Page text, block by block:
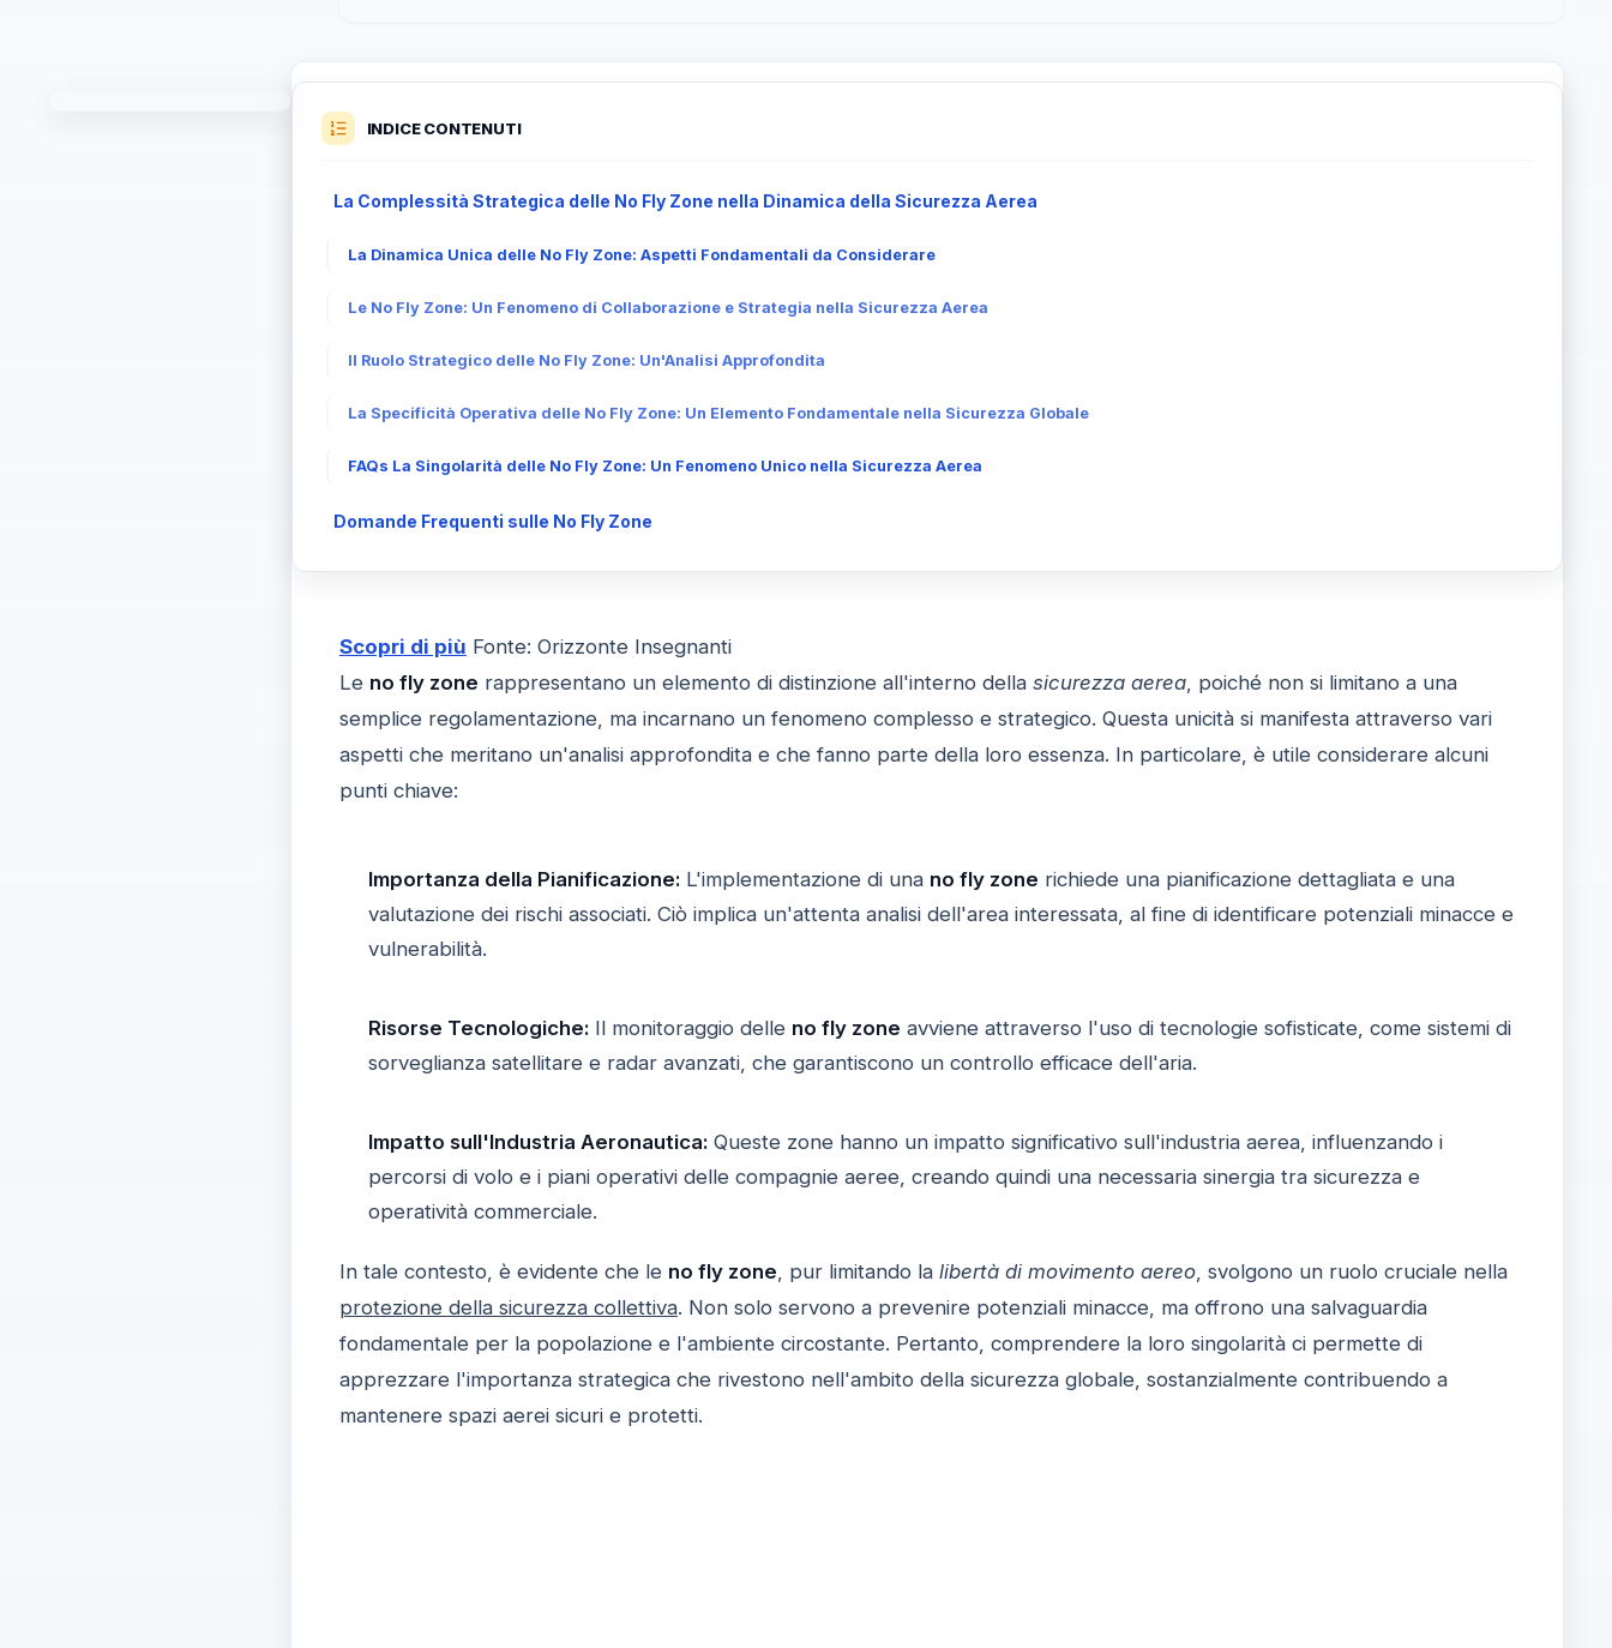
INDICE CONTENUTI
La Complessità Strategica delle No Fly Zone nella Dinamica della Sicurezza Aerea
La Dinamica Unica delle No Fly Zone: Aspetti Fondamentali da Considerare
Le No Fly Zone: Un Fenomeno di Collaborazione e Strategia nella Sicurezza Aerea
Il Ruolo Strategico delle No Fly Zone: Un'Analisi Approfondita
La Specificità Operativa delle No Fly Zone: Un Elemento Fondamentale nella Sicurezza Globale
FAQs La Singolarità delle No Fly Zone: Un Fenomeno Unico nella Sicurezza Aerea
Domande Frequenti sulle No Fly Zone
Scopri di più Fonte: Orizzonte Insegnanti
Le no fly zone rappresentano un elemento di distinzione all'interno della sicurezza aerea, poiché non si limitano a una
semplice regolamentazione, ma incarnano un fenomeno complesso e strategico. Questa unicità si manifesta attraverso vari
aspetti che meritano un'analisi approfondita e che fanno parte della loro essenza. In particolare, è utile considerare alcuni
punti chiave:
Importanza della Pianificazione:L'implementazione di una no fly zone richiede una pianificazione dettagliata e una
valutazione dei rischi associati. Ciò implica un'attenta analisi dell'area interessata, al fine di identificare potenziali minacce e
vulnerabilità.
Risorse Tecnologiche:Il monitoraggio delle no fly zone avviene attraverso l'uso di tecnologie sofisticate, come sistemi di
sorveglianza satellitare e radar avanzati, che garantiscono un controllo efficace dell'aria.
Impatto sull'Industria Aeronautica:Queste zone hanno un impatto significativo sull'industria aerea, influenzando i
percorsi di volo e i piani operativi delle compagnie aeree, creando quindi una necessaria sinergia tra sicurezza e
operatività commerciale.
In tale contesto, è evidente che le no fly zone, pur limitando la libertà di movimento aereo, svolgono un ruolo cruciale nella
protezione della sicurezza collettiva. Non solo servono a prevenire potenziali minacce, ma offrono una salvaguardia
fondamentale per la popolazione e l'ambiente circostante. Pertanto, comprendere la loro singolarità ci permette di
apprezzare l'importanza strategica che rivestono nell'ambito della sicurezza globale, sostanzialmente contribuendo a
mantenere spazi aerei sicuri e protetti.